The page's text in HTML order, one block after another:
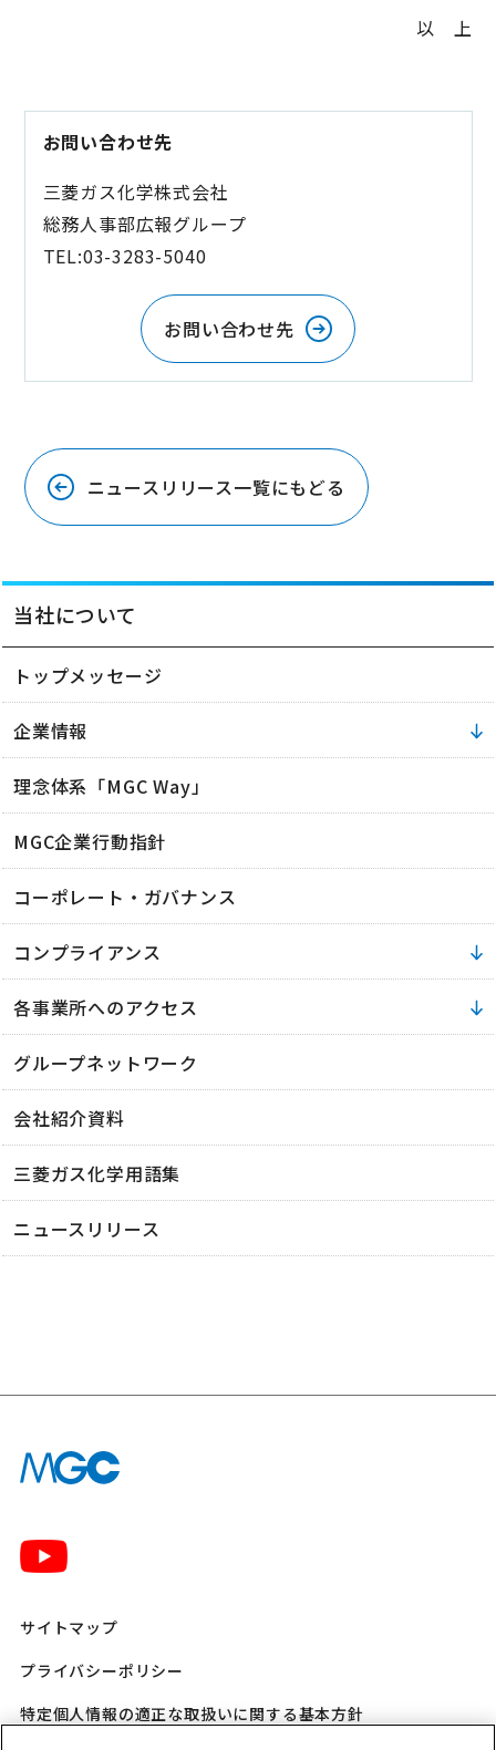
以 上
お問い合わせ先
三菱ガス化学株式会社
総務人事部広報グループ
TEL:03-3283-5040
お問い合わせ先
ニュースリリース一覧にもどる
当社について
トップメッセージ
企業情報
理念体系「MGC Way」
MGC企業行動指針
コーポレート・ガバナンス
コンプライアンス
各事業所へのアクセス
グループネットワーク
会社紹介資料
三菱ガス化学用語集
ニュースリリース
サイトマップ
プライバシーポリシー
特定個人情報の適正な取扱いに関する基本方針